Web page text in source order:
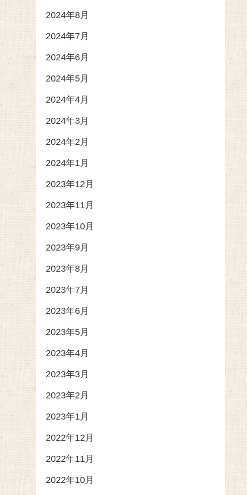
2024年8月
2024年7月
2024年6月
2024年5月
2024年4月
2024年3月
2024年2月
2024年1月
2023年12月
2023年11月
2023年10月
2023年9月
2023年8月
2023年7月
2023年6月
2023年5月
2023年4月
2023年3月
2023年2月
2023年1月
2022年12月
2022年11月
2022年10月